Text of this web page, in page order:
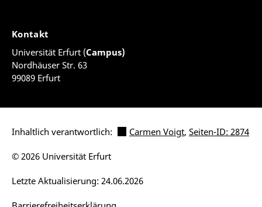
Kontakt
Universität Erfurt (Campus)
Nordhäuser Str. 63
99089 Erfurt
Inhaltlich verantwortlich: Carmen Voigt, Seiten-ID: 2874
Letzte Aktualisierung: 24.06.2026
© 2026 Universität Erfurt